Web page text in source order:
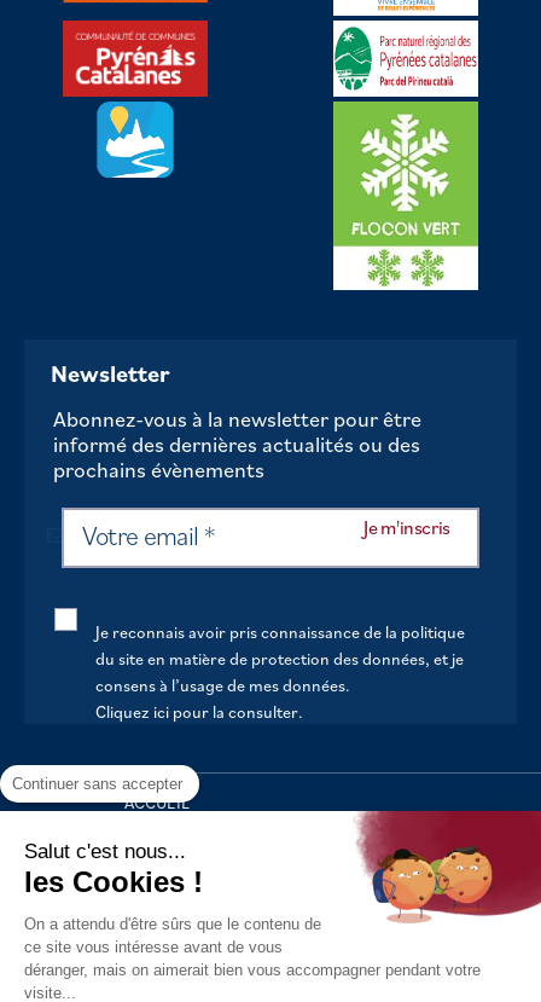
Newsletter
Abonnez-vous à la newsletter pour être
informé des dernières actualités ou des
prochains évènements
Je reconnais avoir pris connaissance de la politique
du site en matière de protection des données, et je
consens à l’usage de mes données.
Cliquez ici pour la consulter.
ACCUEIL
VOTRE MAIRIE
VOTRE QUOTIDIEN
AU FIL DE LA VIE
LOISIRS
Continuer sans accepter
Salut c'est nous...
les Cookies !
On a attendu d'être sûrs que le contenu de
ce site vous intéresse avant de vous
déranger, mais on aimerait bien vous accompagner pendant votre
visite...